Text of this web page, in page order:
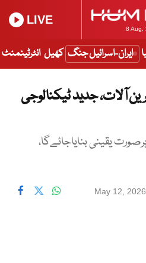
8 Aug,
LIVE
ایران-اسرائیل جنگ کھیل انٹرٹینمنٹ
آلات، جدید ٹیکنالوجی
یقینی بنایاجائےگا،
May 12,